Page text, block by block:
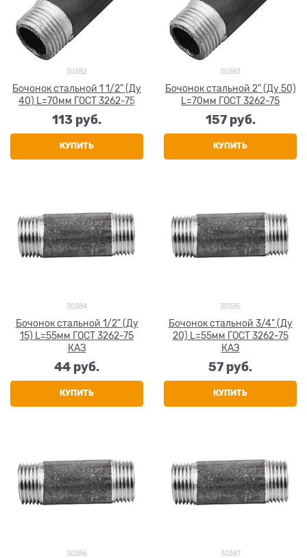
30382
Бочонок стальной 1 1/2" (Ду
40) L=70мм ГОСТ 3262-75
113 руб.
КУПИТЬ
30383
Бочонок стальной 2" (Ду 50)
L=70мм ГОСТ 3262-75
157 руб.
КУПИТЬ
30384
Бочонок стальной 1/2" (Ду
15) L=55мм ГОСТ 3262-75
КАЗ
44 руб.
КУПИТЬ
30385
Бочонок стальной 3/4" (Ду
20) L=55мм ГОСТ 3262-75
КАЗ
57 руб.
КУПИТЬ
30386 30387